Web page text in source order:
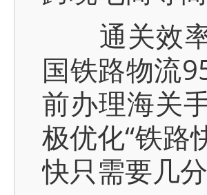
通关效率
国铁路物流
前办理海关
极优化“铁路
快只需要几分